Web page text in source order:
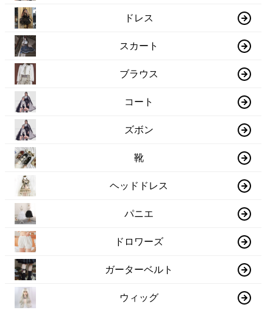
ドレス
スカート
ブラウス
コート
ズボン
靴
ヘッドドレス
パニエ
ドロワーズ
ガーターベルト
ウィッグ